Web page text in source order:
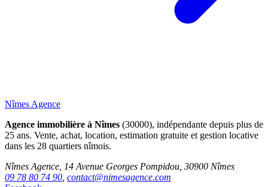
Nîmes Agence
Agence immobilière à Nîmes (30000), indépendante depuis plus de
25 ans. Vente, achat, location, estimation gratuite et gestion locative
dans les 28 quartiers nîmois.
Nîmes Agence, 14 Avenue Georges Pompidou, 30900 Nîmes
09 78 80 74 90 contact@nimesagence.com